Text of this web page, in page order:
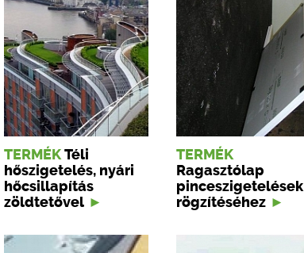
TERMÉK Téli
hőszigetelés, nyári
hőcsillapítás
zöldtetővel
TERMÉK
Ragasztólap
pinceszigetelések
rögzítéséhez